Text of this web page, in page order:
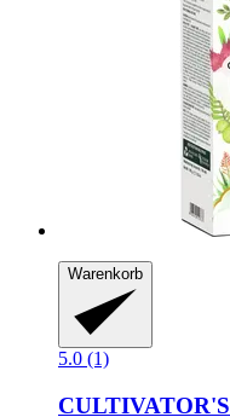
Warenkorb
5.0 (1)
CULTIVATOR'S